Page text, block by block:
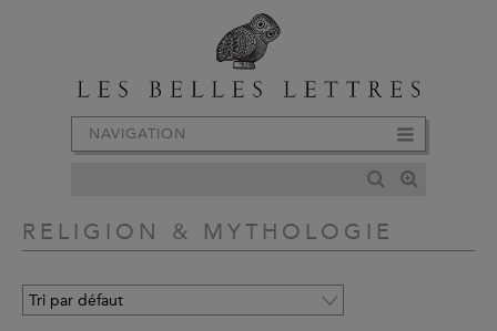
NAVIGATION
RELIGION & MYTHOLOGIE